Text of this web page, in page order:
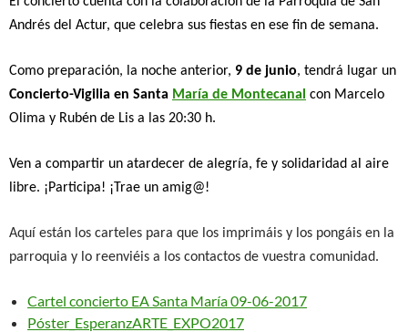
Andrés del Actur, que celebra sus fiestas en ese fin de semana.
Como preparación, la noche anterior, 9 de junio, tendrá lugar un
Concierto-Vigilia en Santa María de Montecanal con Marcelo
Olima y Rubén de Lis a las 20:30 h.
Ven a compartir un atardecer de alegría, fe y solidaridad al aire
libre. ¡Participa! ¡Trae un amig@!
Aquí están los carteles para que los imprimáis y los pongáis en la
parroquia y lo reenviéis a los contactos de vuestra comunidad.
Cartel concierto EA Santa María 09-06-2017
Póster_EsperanzARTE_EXPO2017